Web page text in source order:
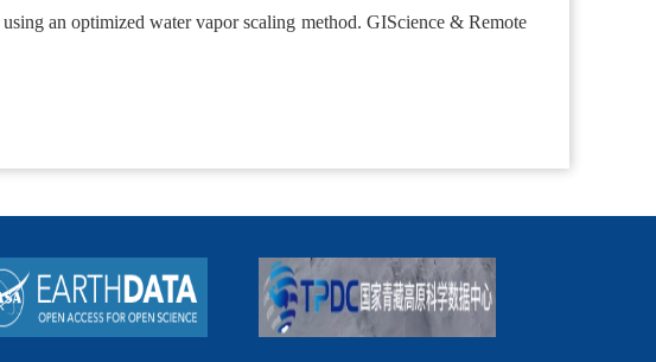
an optimized water vapor scaling method. GIScience & Remote